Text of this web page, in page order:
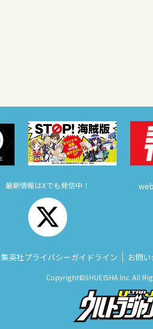
最新情報はXでも発信中！
集英社プライバシーガイドライン お問
Copyright©SHUEISHA Inc. All